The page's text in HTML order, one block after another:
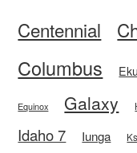
Centennial
Columbus
Equinox Galaxy
Idaho 7 Iunga